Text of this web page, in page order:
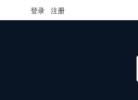
登录 注册